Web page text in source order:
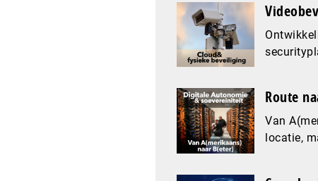
Route
Van
locatie,